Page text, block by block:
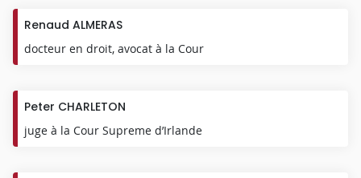
Renaud ALMERAS
docteur en droit, avocat à la Cour
Peter CHARLETON
juge à la Cour Supreme d’Irlande